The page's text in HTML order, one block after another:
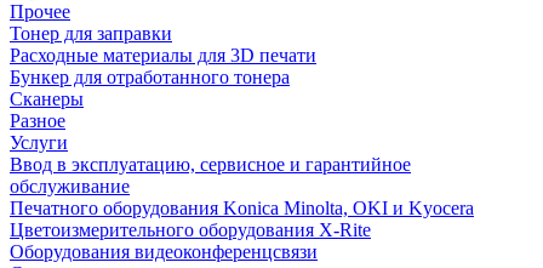
Прочее
Тонер для заправки
Расходные материалы для 3D печати
Бункер для отработанного тонера
Сканеры
Разное
Услуги
Ввод в эксплуатацию, сервисное и гарантийное
обслуживание
Печатного оборудования Konica Minolta, OKI и Kyocera
Цветоизмерительного оборудования X-Rite
Оборудования видеоконференцсвязи